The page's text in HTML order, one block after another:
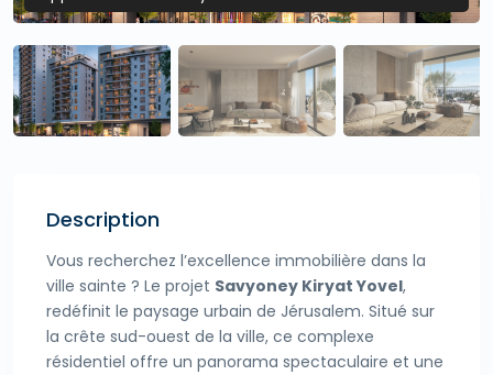
Description
Vous recherchez l’excellence immobilière dans la
ville sainte ? Le projet Savyoney Kiryat Yovel,
redéfinit le paysage urbain de Jérusalem. Situé sur
la crête sud-ouest de la ville, ce complexe
résidentiel offre un panorama spectaculaire et une